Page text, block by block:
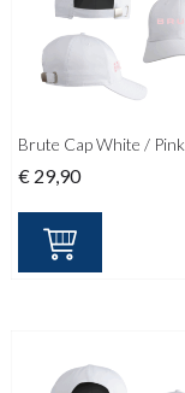
Brute Cap White / Pink
€ 29,90